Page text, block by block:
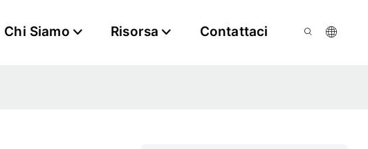
Chi Siamo Risorsa Contattaci